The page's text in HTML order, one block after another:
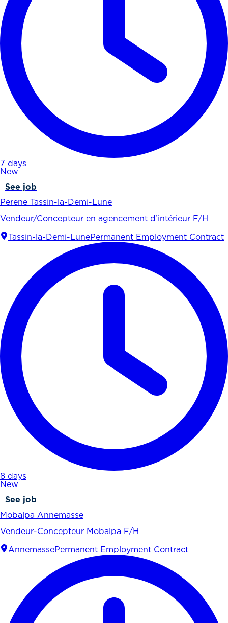
7 days
New
See job
Perene Tassin-la-Demi-Lune
Vendeur/Concepteur en agencement d’intérieur F/H
Tassin-la-Demi-LunePermanent Employment Contract
8 days
New
See job
Mobalpa Annemasse
Vendeur-Concepteur Mobalpa F/H
AnnemassePermanent Employment Contract